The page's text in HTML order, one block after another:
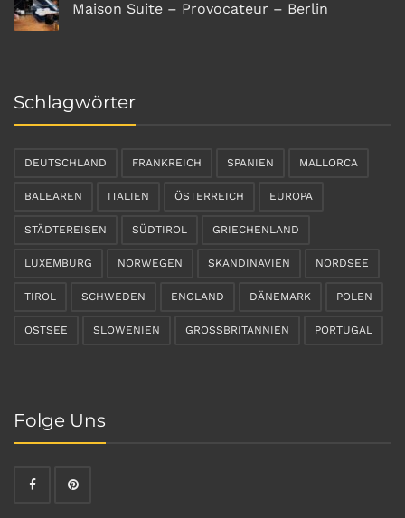
Maison Suite – Provocateur – Berlin
Schlagwörter
DEUTSCHLAND FRANKREICH SPANIEN MALLORCA
BALEAREN ITALIEN ÖSTERREICH EUROPA
STÄDTEREISEN SÜDTIROL GRIECHENLAND
LUXEMBURG NORWEGEN SKANDINAVIEN NORDSEE
TIROL SCHWEDEN ENGLAND DÄNEMARK POLEN
OSTSEE SLOWENIEN GROSSBRITANNIEN PORTUGAL
Folge Uns